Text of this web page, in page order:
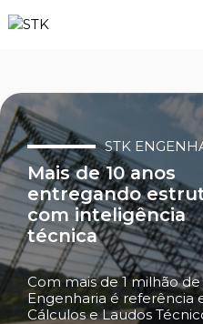
STK
Mais de 10 anos
entregando
com inteligência
técnica
Com mais de 1 milhão
Engenharia é referência
Cálculos e Laudos